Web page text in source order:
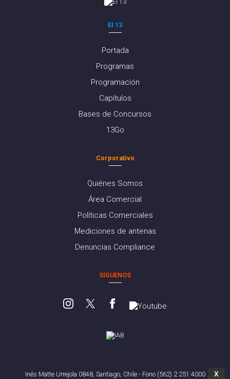
El 13
Portada
Programas
Programación
Capítulos
Bases de Concursos
13Go
Corporativo
Quiénes Somos
Área Comercial
Políticas Comerciales
Mediciones de antenas
Denuncias Compliance
SÍGUENOS
Inés Matte Urrejola 0848, Santiago, Chile - Fono (562) 2 251 4000
X